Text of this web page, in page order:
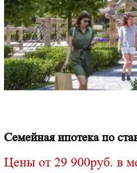
1
комнатные
13
от5 089т ₽
2
комнатные
3
от9 781т ₽
Семейная ипотека по
Цены от 29 900руб. в